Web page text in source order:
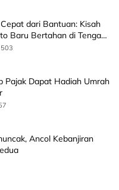
dari Bantuan: Kisah
Baru Bertahan di Tengah
Pajak Dapat Hadiah Umrah
Ancol Kebanjiran